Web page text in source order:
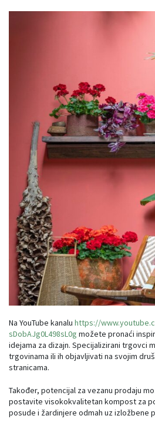
Na YouTube kanalu https://
sDobAJg0L498sL0g možete pronaći
idejama za dizajn. Specijalizirani trgovci
trgovinama ili ih objavljivati na svojim
stranicama.
Također, potencijal za vezanu prodaju
postavite visokokvalitetan kompost za
posude i žardinjere odmah uz izložbene